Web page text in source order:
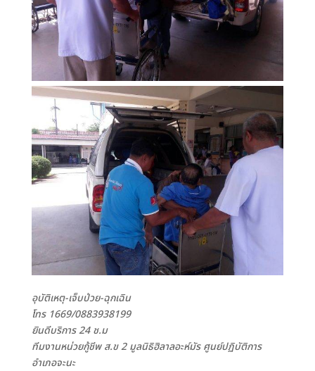
อุบัติเหตุ-เจ็บป่วย-ฉุกเฉิน
โทร 1669/0883938199
ยินดีบริการ 24 ช.ม
ทีมงานหน่วยกู้ชีพ ส.ข 2 มูลนิธิฮิลาลอะห์มัร ศูนย์ปฏิบัติการ
อำเภอจะนะ